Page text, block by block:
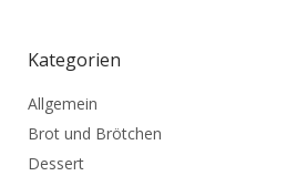
Kategorien
Allgemein
Brot und Brötchen
Dessert